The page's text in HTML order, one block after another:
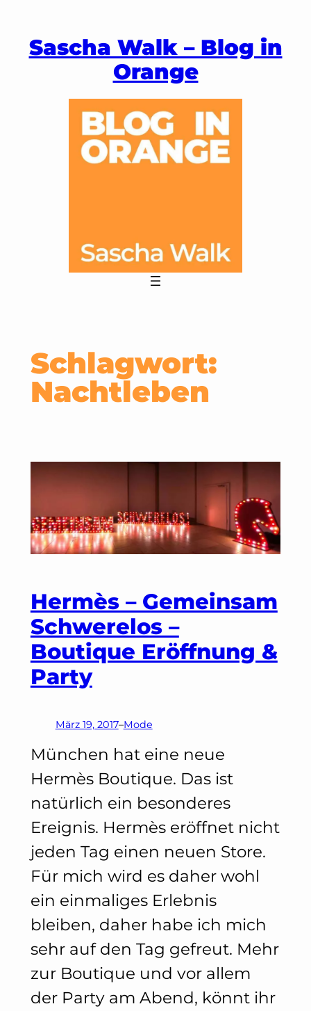
springen
Sascha Walk – Blog in
Orange
Schlagwort:
Nachtleben
Hermès – Gemeinsam
Schwerelos –
Boutique Eröffnung &
Party
März 19, 2017–Mode
München hat eine neue
Hermès Boutique. Das ist
natürlich ein besonderes
Ereignis. Hermès eröffnet nicht
jeden Tag einen neuen Store.
Für mich wird es daher wohl
ein einmaliges Erlebnis
bleiben, daher habe ich mich
sehr auf den Tag gefreut. Mehr
zur Boutique und vor allem
der Party am Abend, könnt ihr